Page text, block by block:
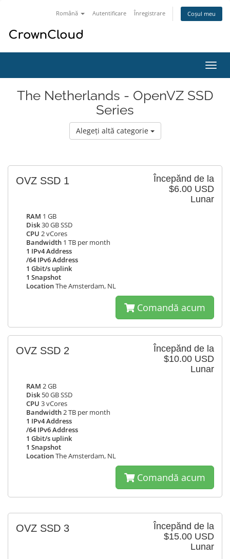
Română Autentificare Înregistrare Coșul meu
The Netherlands - OpenVZ SSD
Series
Alegeți altă categorie
Începănd de la
$6.00 USD
Lunar
OVZ SSD 1
RAM 1 GB
Disk30 GB SSD
CPU 2 vCores
Bandwidth 1 TB per month
1 IPv4 Address
/64 IPv6 Address
1 Gbit/s uplink
1 Snapshot
LocationThe Amsterdam, NL
Comandă acum
Începănd de la
$10.00 USD
Lunar
OVZ SSD 2
RAM 2 GB
Disk 50 GB SSD
CPU 3 vCores
Bandwidth2 TB per month
1 IPv4 Address
/64 IPv6 Address
1 Gbit/s uplink
1 Snapshot
LocationThe Amsterdam, NL
Comandă acum
Începănd de la
$15.00 USD
Lunar
OVZ SSD 3